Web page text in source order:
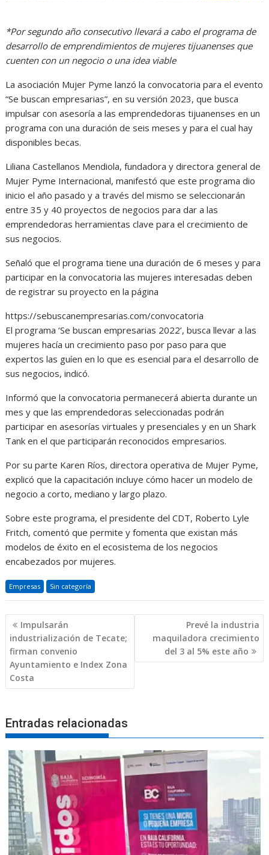
*Por segundo año consecutivo llevará a cabo el programa de
desarrollo de emprendimientos de mujeres tijuanenses que
cuenten con un negocio o una idea viable
La asociación Mujer Pyme lanzó la convocatoria para el evento
“Se buscan empresarias”, en su versión 2023, que busca
impulsar con asesoría a las emprendedoras tijuanenses en un
programa con una duración de seis meses y para el cual hay
disponibles becas.
Liliana Castellanos Mendiola, fundadora y directora general de
Mujer Pyme Internacional, manifestó que este programa dio
inicio el año pasado y a través del mismo se seleccionarán
entre 35 y 40 proyectos de negocios para dar a las
emprendedoras herramientas clave para el crecimiento de
sus negocios.
Señaló que el programa tiene una duración de 6 meses y para
participar en la convocatoria las mujeres interesadas deben
de registrar su proyecto en la página
https://sebuscanempresarias.com/convocatoria
El programa ‘Se buscan empresarias 2022’, busca llevar a las
mujeres hacía un crecimiento paso por paso para que
expertos las guíen en lo que es esencial para el desarrollo de
sus negocios, indicó.
Informó que la convocatoria permanecerá abierta durante un
mes y que las emprendedoras seleccionadas podrán
participar en asesorías virtuales y presenciales y en un Shark
Tank en el que participarán reconocidos empresarios.
Por su parte Karen Ríos, directora operativa de Mujer Pyme,
explicó que la capacitación incluye cómo hacer un modelo de
negocio a corto, mediano y largo plazo.
Sobre este programa, el presidente del CDT, Roberto Lyle
Fritch, comentó que permite y fomenta que existan más
modelos de éxito en el ecosistema de los negocios
encabezados por mujeres.
Empresas Sin categoría
Navegación
de
entradas
Impulsarán
industrialización de Tecate;
firman convenio
Ayuntamiento e Index Zona
Costa
Prevé la industria
maquiladora crecimiento
del 3 al 5% este año
Entradas relacionadas